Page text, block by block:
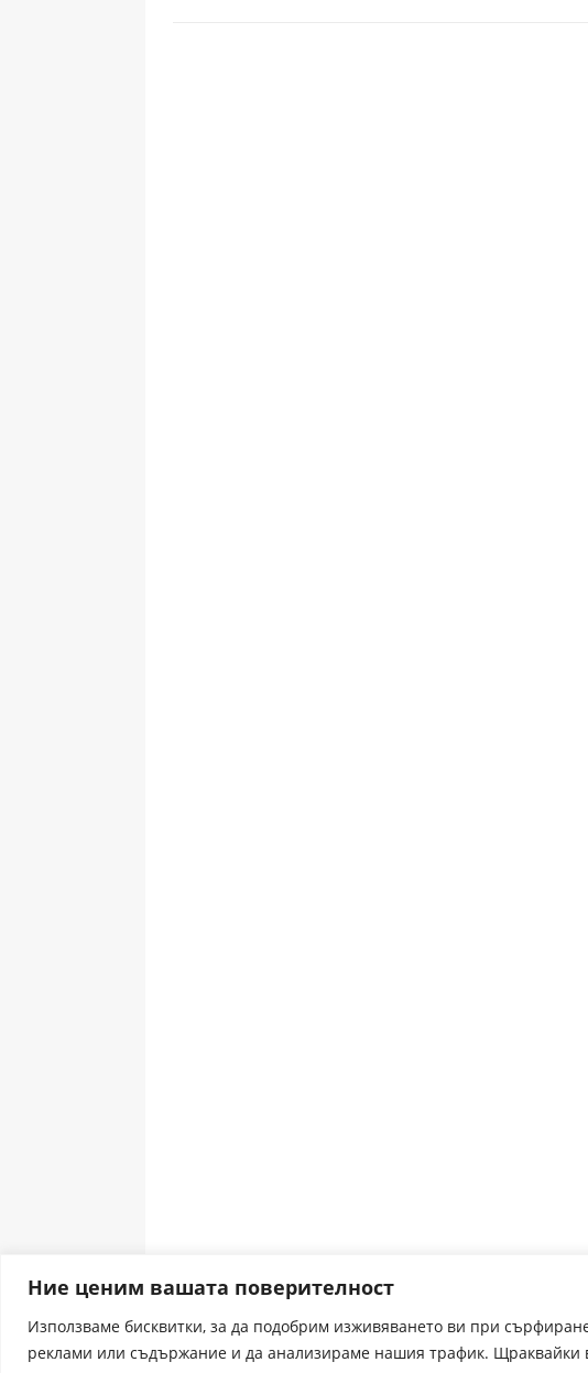
Ние ценим вашата поверителност
Използваме бисквитки, за да подобрим изживяването ви при
реклами или съдържание и да анализираме нашия трафик. Щраквайки